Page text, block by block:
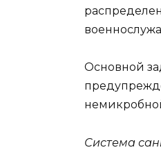
Основной
Система